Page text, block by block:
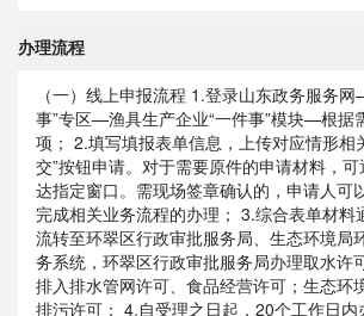
办理流程
（一）线上申报流程 1.登录山东政务服务
事”专区—渔具生产企业“一件事”模块—根据
项； 2.填写填报表单信息，上传对应情形相
交”按钮申请。对于需要原件的申请材料，
达指定窗口。需现场签章确认的，申请人可
完成相关业务流程的办理； 3.综合表单材料
流转至环翠区行政审批服务局、生态环境局
务系统，环翠区行政审批服务局办理取水许
排入排水管网许可、食品经营许可；生态环
排污许可； 4.自受理之日起，20个工作日内